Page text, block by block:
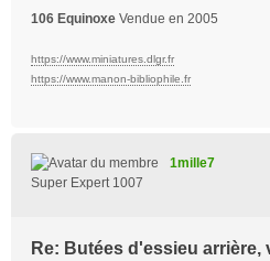
106 Equinoxe Vendue en 2005
https://www.miniatures.dlgr.fr
https://www.manon-bibliophile.fr
1mille7
Super Expert 1007
Re: Butées d'essieu